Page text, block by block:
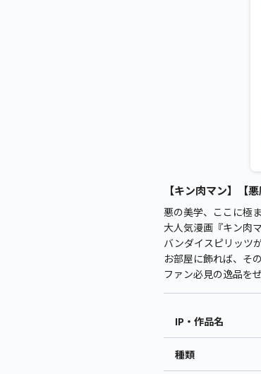
【キン肉マン】【
悪の美学、ここに極
大人気漫画『キン肉
バンダイスピリッツ
お部屋に飾れば、そ
ファン必見の逸品を
IP・作品名
種類